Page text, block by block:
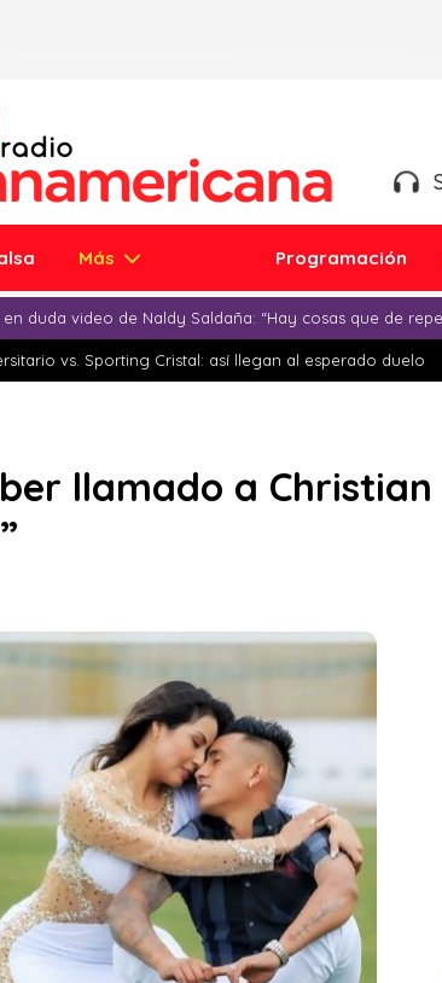
Más Programación
duda video de Naldy Saldaña: “Hay cosas que de
vs. Sporting Cristal: así llegan al esperado duelo
llamado a Christian